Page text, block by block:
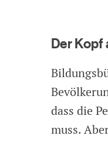
Der Kopf
dass die
muss.